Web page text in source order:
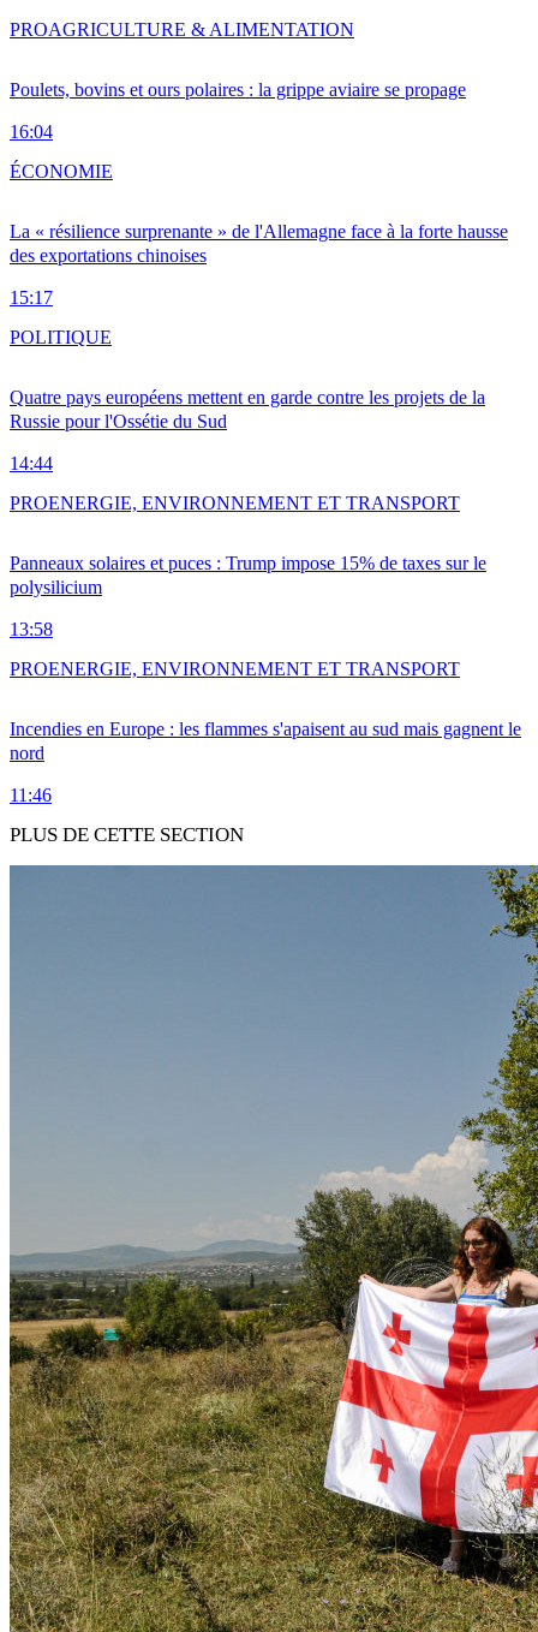
Poulets, bovins et ours polaires : la grippe aviaire se propage
16:04
PROAGRICULTURE & ALIMENTATION
La « résilience surprenante » de l'Allemagne face à la forte hausse
des exportations chinoises
15:17
ÉCONOMIE
Quatre pays européens mettent en garde contre les projets de la
Russie pour l'Ossétie du Sud
14:44
POLITIQUE
Panneaux solaires et puces : Trump impose 15% de taxes sur le
polysilicium
13:58
PROENERGIE, ENVIRONNEMENT ET TRANSPORT
Incendies en Europe : les flammes s'apaisent au sud mais gagnent le
nord
11:46
PROENERGIE, ENVIRONNEMENT ET TRANSPORT
PLUS DE CETTE SECTION